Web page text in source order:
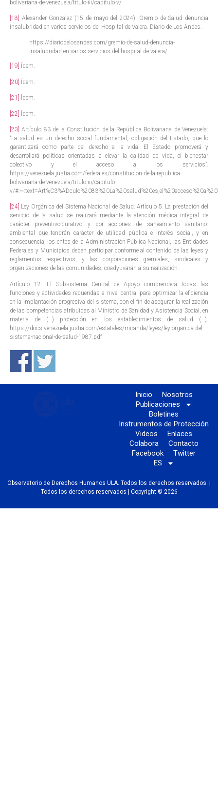
bolivariana-de-venezuela/titulo-iii/capitulo-v/
[18]
Alexander González (15 de mayo del 2024). Gremio de Salud denuncia
insalubridad en varios servicios del Hospital de Valera. Diario de Los Andes.
https://diariodelosandes.com/gremio-de-salud-denuncia-
insalubridad-en-varios-servicios-del-hospital-de-valera/
[19] Ídem.
[20] Ídem.
[21] Ídem.
[22] Ídem.
[23] Artículo 83 de la Constitución de la República Bolivariana de Venezuela:
“La salud es un derecho social fundamental, obligación del Estado, que lo
garantizará como parte del derecho a la vida. El Estado promoverá y
desarrollará políticas orientadas a elevar la calidad de vida, el bienestar
colectivo y el acceso a los servicios”.
https://venezuela.justia.com/federales/constitucion-de-la-republica-
bolivariana-de-venezuela/titulo-iii/capitulo-
v/
[24] Ley Orgánica del Sistema Nacional de Salud. Artículo 5. La prestación del
servicio de la salud se realizará mediante la atención médica integral de
carácter preventivo-curativo y por acciones de saneamiento sanitario-
ambiental que tendrán carácter de utilidad pública e interés social, y en
consecuencia, los entes de la Administración Pública Nacional, las Entidades
Federales y Municipios deben participar conforme al contenido de las leyes y
reglamentos respectivos, y las corporaciones gremiales, sindicales y
organizaciones de las comunidades, coadyuvarán a su realización.
Artículo 12. El Subsistema Central de Apoyo comprenderá todas las
funciones y actividades requeridas a nivel central para optimizar la eficiencia
en la implantación progresiva del sistema, con el fin de asegurar la realización
de las competencias atribuidas al Ministro de Sanidad y Asistencia Social, en
materia de (…) protección en los establecimientos de salud (…).
https://docs.venezuela.justia.com/estatales/miranda/leyes/ley-organica-del-
sistema-nacional-de-salud-1987.pdf
Inicio
Nosotros
Publicaciones
Boletines
Instrumentos de Protección
Videos
Enlaces
Colabora
Contacto
Facebook
Twitter
ES
Observatorio de Derechos Humanos ULA. Todos los derechos reservados. |
Todos los derechos reservados | Copyright © 2026